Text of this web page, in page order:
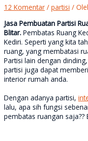
12 Komentar / partisi /
Jasa Pembuatan Partisi
Blitar. Pembatas Ruang
Kediri. Seperti yang kita
ruang, yang membatasi
Partisi lain dengan
partisi juga dapat
interior rumah anda.
Dengan adanya partisi,
lalu, apa sih fungsi
pembatas ruangan